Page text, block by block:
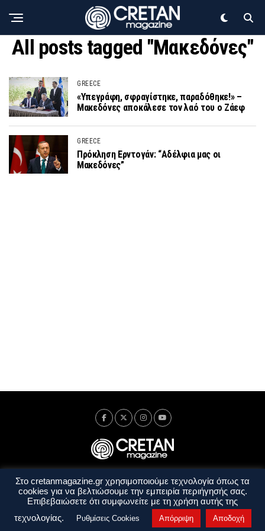
All posts tagged "Μακεδόνες"
GREECE
«Υπεγράφη, σφραγίστηκε, παραδόθηκε!» –
Μακεδόνες αποκάλεσε τον λαό του ο Ζάεφ
GREECE
Πρόκληση Ερντογάν: “Αδέλφια μας οι
Μακεδόνες”
Ταυτότητα Πολιτική Απορρήτου
Όροι Χρήσης
Όροι και Προϋποθέσεις
Στο cretanmagazine.gr χρησιμοποιούμε τεχνολογία όπως τα
cookies για να βελτιώσουμε την εμπειρία περιήγησής σας.
Επιβεβαιώσετε ότι συμφωνείτε με τη χρήση αυτής της
τεχνολογίας.
Ρυθμίσεις Cookies Απόρριψη Αποδοχή